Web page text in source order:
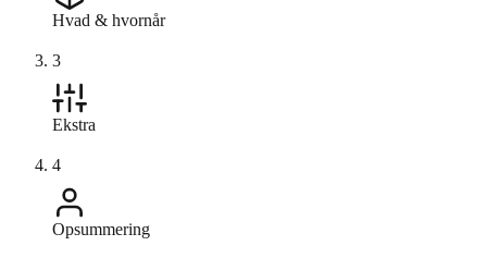
Hvad & hvornår
3
Ekstra
4
Opsummering